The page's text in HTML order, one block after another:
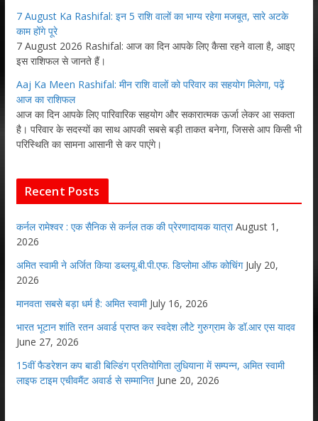
7 August Ka Rashifal: इन 5 राशि वालों का भाग्य रहेगा मजबूत, सारे अटके
काम होंगे पूरे
7 August 2026 Rashifal: आज का दिन आपके लिए कैसा रहने वाला है, आइए
इस राशिफल से जानते हैं।
Aaj Ka Meen Rashifal: मीन राशि वालों को परिवार का सहयोग मिलेगा, पढ़ें
आज का राशिफल
आज का दिन आपके लिए पारिवारिक सहयोग और सकारात्मक ऊर्जा लेकर आ सकता
है। परिवार के सदस्यों का साथ आपकी सबसे बड़ी ताकत बनेगा, जिससे आप किसी भी
परिस्थिति का सामना आसानी से कर पाएंगे।
Recent Posts
कर्नल रामेश्वर : एक सैनिक से कर्नल तक की प्रेरणादायक यात्रा August 1,
2026
अमित स्वामी ने अर्जित किया डब्लयू.बी.पी.एफ. डिप्लोमा ऑफ कोचिंग July 20,
2026
मानवता सबसे बड़ा धर्म है: अमित स्वामी July 16, 2026
भारत भूटान शांति रतन अवार्ड प्राप्त कर स्वदेश लौटे गुरुग्राम के डॉ.आर एस यादव
June 27, 2026
15वीं फैडरेशन कप बाडी बिल्डिंग प्रतियोगिता लुधियाना में सम्पन्न, अमित स्वामी
लाइफ टाइम एचीवमैंट अवार्ड से सम्मानित June 20, 2026